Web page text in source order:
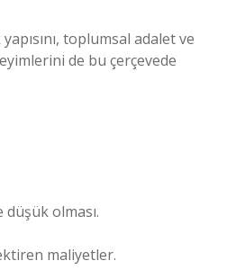
toplumsal adalet ve
de bu çerçevede
olması.
maliyetler.